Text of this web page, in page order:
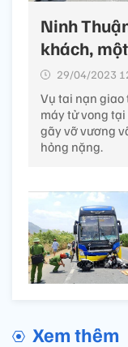
Ninh
khách,
29/04/2023
Vụ tai nạn giao
máy tử vong
gãy vỡ vương
hỏng nặng.
Xem thêm